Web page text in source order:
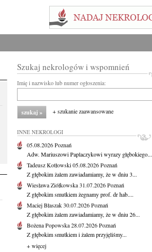
Szukaj nekrologów i wspomnień
Imię i nazwisko lub numer ogłoszenia:
+ szukanie zaawansowane
INNE NEKROLOGI
05.08.2026Poznań
Adw. Mariuszowi Paplaczykowi wyrazy głębokiego...
Tadeusz Kotłowski05.08.2026Poznań
Z głębokim żalem zawiadamiamy, że w dniu 3...
Wiesława Ziółkowska31.07.2026Poznań
Z głębokim smutkiem żegnamy prof. dr hab....
Maciej Błaszak30.07.2026Poznań
Z głębokim żalem zawiadamiamy, że w dniu 26...
Bożena Popowska28.07.2026Poznań
Z głębokim smutkiem i żalem przyjęliśmy...
+ więcej